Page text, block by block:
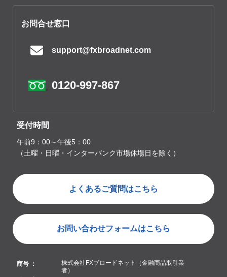
お問合せ窓口
support@fxbroadnet.com
0120-997-867
受付時間
午前9：00～午後5：00
（土曜・日曜・インターバンク市場休場日を除く）
よくあるご質問はこちら
お問い合わせフォームはこちら
商号 ：
株式会社FXブロードネット（金融商品取引業
者）